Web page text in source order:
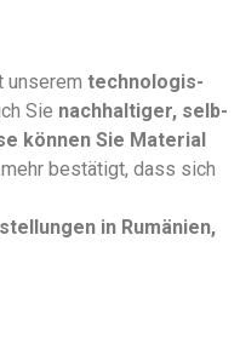
unserem tech­nol­o­gis­
Sie nach­haltiger, selb­
kön­nen Sie Mate­r­i­al
bestätigt, dass sich
in Rumänien,